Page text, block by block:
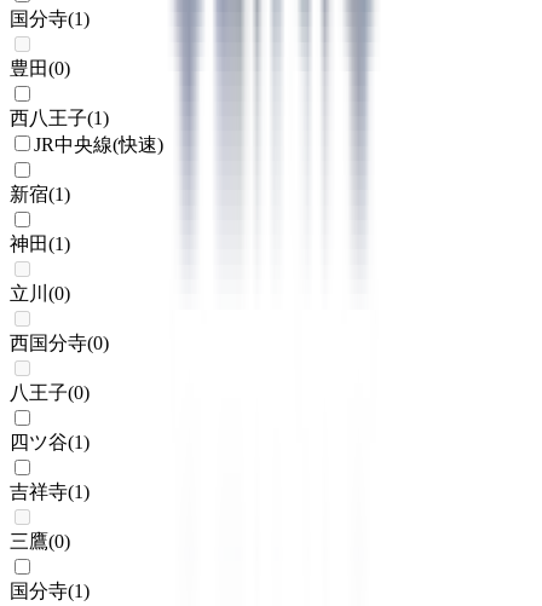
国分寺(1)
豊田(0)
西八王子(1)
JR中央線(快速)
新宿(1)
神田(1)
立川 (0)
西国分寺(0)
八王子(0)
四ツ谷(1)
吉祥寺(1)
三鷹(0)
国分寺(1)